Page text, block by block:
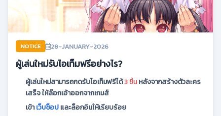
NOTICE 28-JANUARY-2026
ผู้เล่นใหม่รับไอเท็มฟรีอย่างไร?
ผู้เล่นใหม่สามารถกดรับไอเท็มฟรีได้3 ชิ้นหลังจากสร้างตัวละคร
เสร็จ ให้ล๊อกเอ้าออกจากเกมส์
เข้าเว็บช็อปและล็อกอินให้เรียบร้อย